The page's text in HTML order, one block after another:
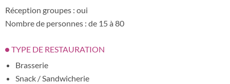
Réception groupes : oui
Nombre de personnes : de 15 à 80
TYPE DE RESTAURATION
Brasserie
Snack / Sandwicherie